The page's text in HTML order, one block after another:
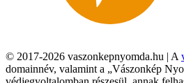
© 2017-2026 vaszonkepnyomda.hu | A
domainnév, valamint a „Vászonkép